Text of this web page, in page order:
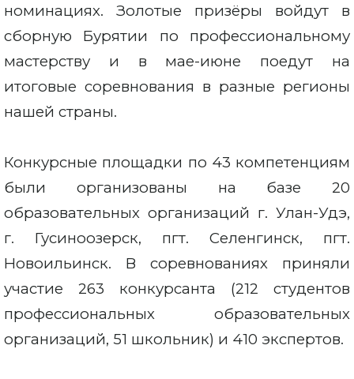
номинациях. Золотые призёры войдут в
сборную Бурятии по профессиональному
мастерству и в мае-июне поедут на
итоговые соревнования в разные регионы
нашей страны.
Конкурсные площадки по 43 компетенциям
были организованы на базе 20
образовательных организаций г. Улан-Удэ,
г. Гусиноозерск, пгт. Селенгинск, пгт.
Новоильинск. В соревнованиях приняли
участие 263 конкурсанта (212 студентов
профессиональных образовательных
организаций, 51 школьник) и 410 экспертов.